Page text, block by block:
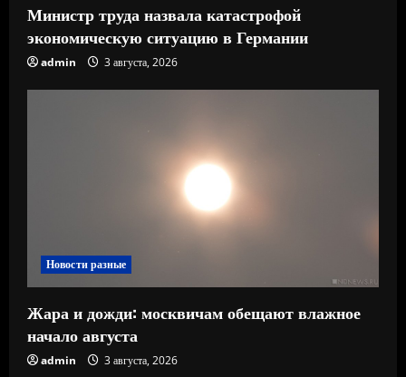
Министр труда назвала катастрофой
экономическую ситуацию в Германии
admin 3 августа, 2026
Новости разные
Жара и дожди: москвичам обещают влажное
начало августа
admin 3 августа, 2026